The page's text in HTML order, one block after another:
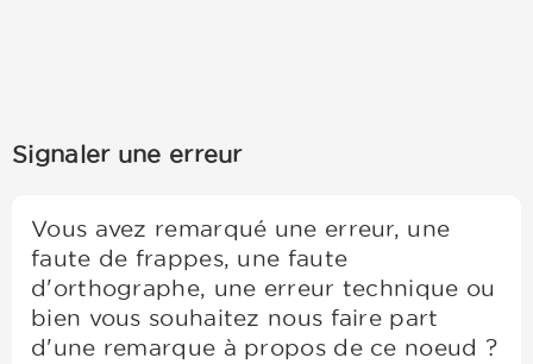
Signaler une erreur
Vous avez remarqué une erreur, une
faute de frappes, une faute
d'orthographe, une erreur technique ou
bien vous souhaitez nous faire part
d'une remarque à propos de ce noeud ?